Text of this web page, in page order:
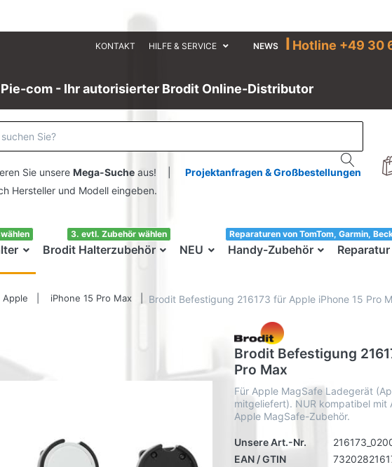
KONTAKT HILFE & SERVICE NEWS I Hotline +49 30
Pie-com - Ihr autorisierter Brodit Online-Distributor
Sie unsere Mega-Sucheaus! | Projektanfragen & Großbestellungen
und Modell eingeben.
Brodit Halterzubehör
3. evtl. Zubehör wählen
NEU Handy-Zubehör
33!
Reparatur
Reparaturen von TomTom, Garmin,
Apple iPhone 15 Pro Max Brodit Befestigung 216173 für Apple iPhone 15 Pro
Brodit Befestigung
Pro Max
Für Apple MagSafe Ladegerät
mitgeliefert). NUR kompatibel
Apple MagSafe-Zubehör.
Unsere Art.-Nr.
EAN / GTIN